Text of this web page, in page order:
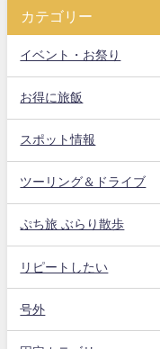
カテゴリー
イベント・お祭り
お得に旅飯
スポット情報
ツーリング＆ドライブ
ぷち旅 ぶらり散歩
リピートしたい
号外